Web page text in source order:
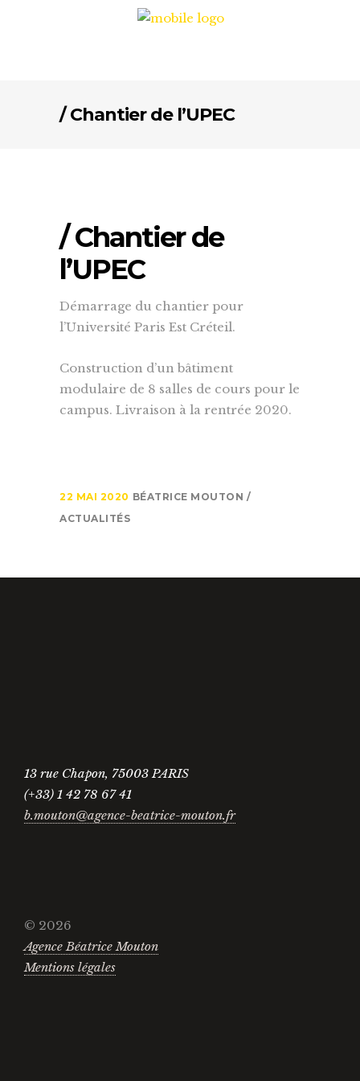
/ Chantier de l’UPEC
/ Chantier de
l’UPEC
Démarrage du chantier pour
l’Université Paris Est Créteil.
Construction d’un bâtiment
modulaire de 8 salles de cours pour le
campus. Livraison à la rentrée 2020.
22 MAI 2020 BÉATRICE MOUTON
ACTUALITÉS
13 rue Chapon, 75003 PARIS
(+33) 1 42 78 67 41
b.mouton@agence-beatrice-mouton.fr
© 2026
Agence Béatrice Mouton
Mentions légales